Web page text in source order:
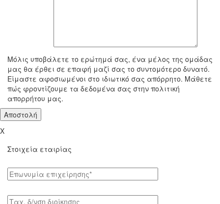
Μόλις υποβάλετε το ερώτημά σας, ένα μέλος της ομάδας
μας θα έρθει σε επαφή μαζί σας το συντομότερο δυνατό.
Είμαστε αφοσιωμένοι στο ιδιωτικό σας απόρρητο. Μάθετε
πώς φροντίζουμε τα δεδομένα σας στην πολιτική
απορρήτου μας.
X
Στοιχεία εταιρίας